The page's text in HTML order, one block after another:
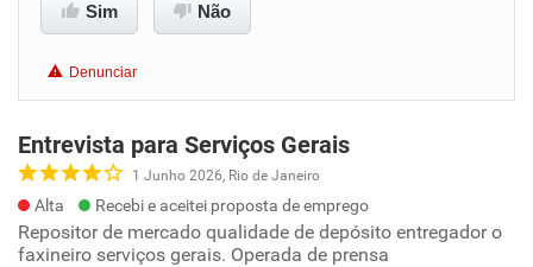
Sim Não
Denunciar
Entrevista para Serviços Gerais
1 Junho 2026, Rio de Janeiro
Alta Recebi e aceitei proposta de emprego
Repositor de mercado qualidade de depósito entregador o
faxineiro serviços gerais. Operada de prensa